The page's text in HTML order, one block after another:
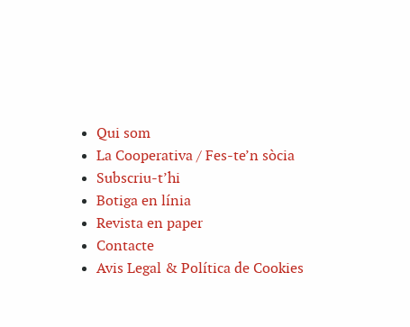
Qui som
La Cooperativa / Fes-te’n sòcia
Subscriu-t’hi
Botiga en línia
Revista en paper
Contacte
Avis Legal & Política de Cookies